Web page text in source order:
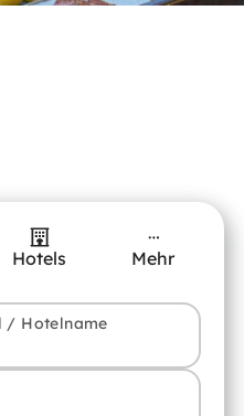
Hotels Mehr
/ Hotelname